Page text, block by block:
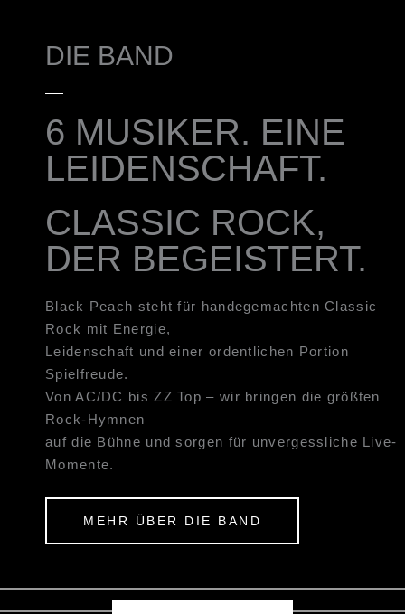
DIE BAND
6 MUSIKER. EINE
LEIDENSCHAFT.
CLASSIC ROCK,
DER BEGEISTERT.
Black Peach steht für handegemachten Classic
Rock mit Energie,
Leidenschaft und einer ordentlichen Portion
Spielfreude.
Von AC/DC bis ZZ Top – wir bringen die größten
Rock-Hymnen
auf die Bühne und sorgen für unvergessliche Live-
Momente.
MEHR ÜBER DIE BAND